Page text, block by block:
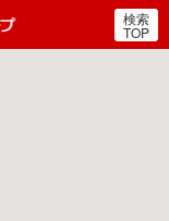
郵便局・日本郵政グルー
検索
TOP